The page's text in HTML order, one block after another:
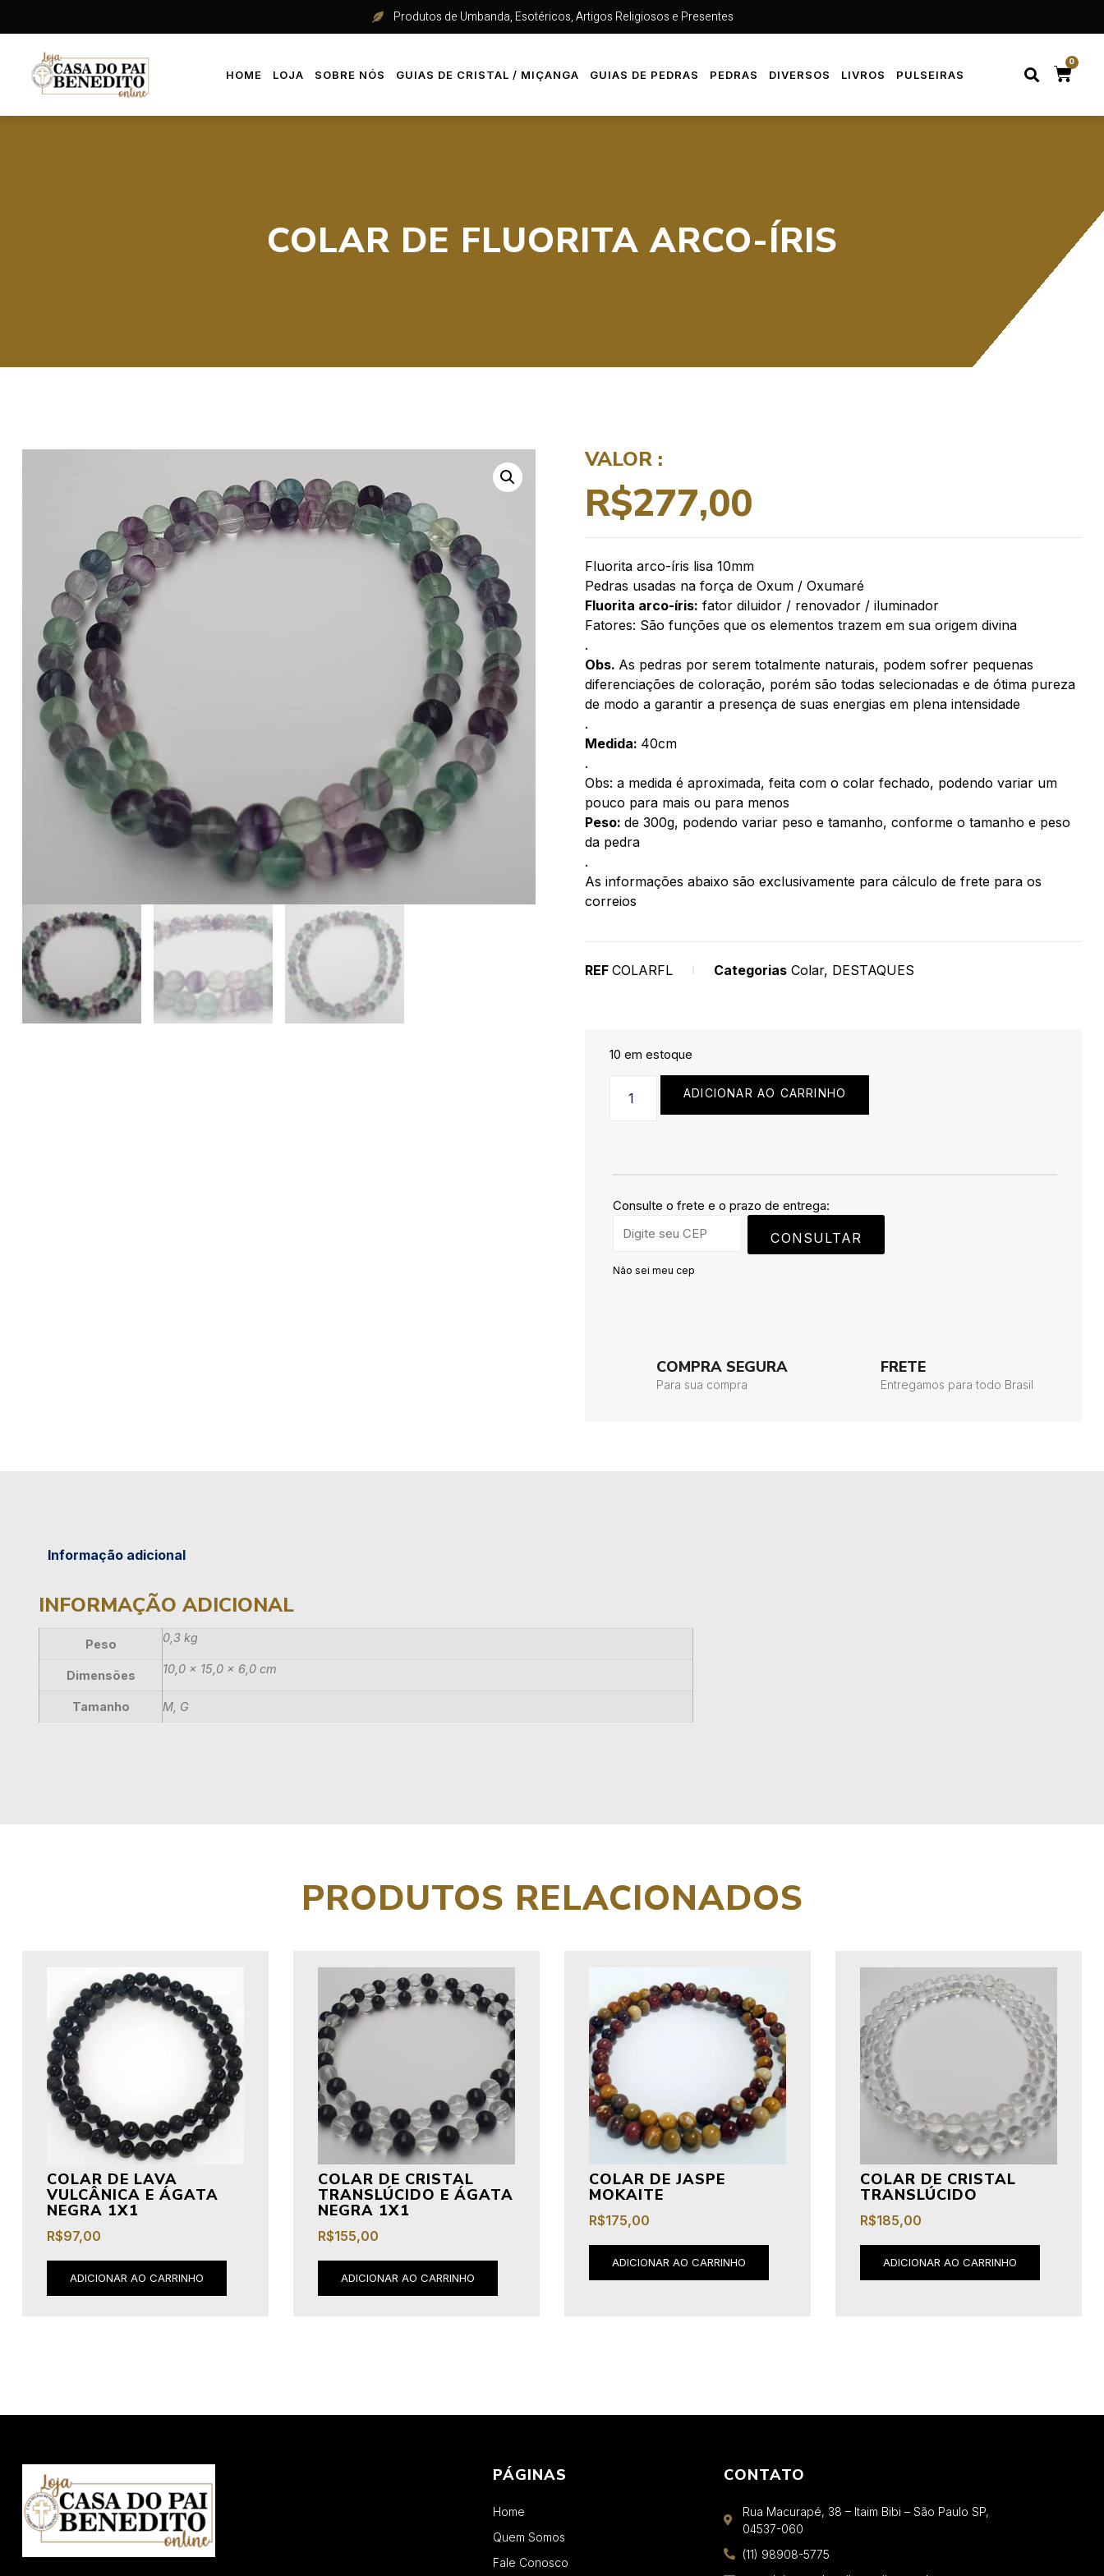
Produtos de Umbanda, Esotéricos, Artigos Religiosos e Presentes
HOME LOJA SOBRE NÓS GUIAS DE CRISTAL / MIÇANGA GUIAS DE PEDRAS PEDRAS DIVERSOS LIVROS PULSEIRAS
0
COLAR DE FLUORITA ARCO-ÍRIS
VALOR :
R$277,00
Fluorita arco-íris lisa 10mm
Pedras usadas na força de Oxum / Oxumaré
Fluorita arco-íris: fator diluidor / renovador / iluminador
Fatores: São funções que os elementos trazem em sua origem divina
.
Obs. As pedras por serem totalmente naturais, podem sofrer pequenas
diferenciações de coloração, porém são todas selecionadas e de ótima pureza
de modo a garantir a presença de suas energias em plena intensidade
.
Medida: 40cm
.
Obs: a medida é aproximada, feita com o colar fechado, podendo variar um
pouco para mais ou para menos
Peso: de 300g, podendo variar peso e tamanho, conforme o tamanho e peso
da pedra
.
As informações abaixo são exclusivamente para cálculo de frete para os
correios
REF COLARFL Categorias Colar, DESTAQUES
10 em estoque
ADICIONAR AO CARRINHO
Consulte o frete e o prazo de entrega:
CONSULTAR
Não sei meu cep
COMPRA SEGURA
Para sua compra
FRETE
Entregamos para todo Brasil
Informação adicional
INFORMAÇÃO ADICIONAL
Peso 0,3 kg
Dimensões 10,0 × 15,0 × 6,0 cm
Tamanho M, G
PRODUTOS RELACIONADOS
COLAR DE LAVA
VULCÂNICA E ÁGATA
NEGRA 1X1
R$97,00
ADICIONAR AO CARRINHO
COLAR DE CRISTAL
TRANSLÚCIDO E ÁGATA
NEGRA 1X1
R$155,00
ADICIONAR AO CARRINHO
COLAR DE JASPE
MOKAITE
R$175,00
ADICIONAR AO CARRINHO
COLAR DE CRISTAL
TRANSLÚCIDO
R$185,00
ADICIONAR AO CARRINHO
PÁGINAS
Home
Quem Somos
Fale Conosco
CONTATO
Rua Macurapé, 38 – Itaim Bibi – São Paulo SP,
04537-060
(11) 98908-5775